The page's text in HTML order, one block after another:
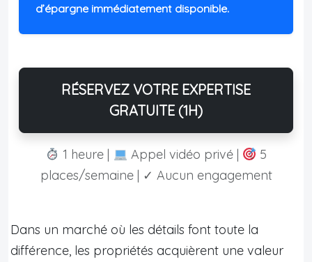
d’épargne immédiatement disponible.
RÉSERVEZ VOTRE EXPERTISE
GRATUITE (1H)
1 heure | Appel vidéo privé |
5
places/semaine | ✓ Aucun engagement
Dans un marché où les détails font toute la
différence, les propriétés acquièrent une valeur